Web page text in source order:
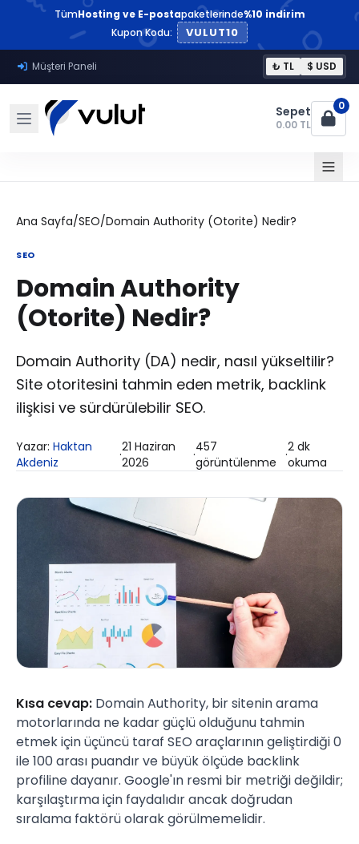
TümHosting ve E-postapaketlerinde%10 indirim
Kupon Kodu:
VULUT10
Müşteri Paneli ₺ TL $ USD
Sepet
0.00 TL
0
Ana Sayfa/SEO/Domain Authority (Otorite) Nedir?
SEO
Domain Authority
(Otorite) Nedir?
Domain Authority (DA) nedir, nasıl yükseltilir?
Site otoritesini tahmin eden metrik, backlink
ilişkisi ve sürdürülebilir SEO.
Yazar: Haktan
Akdeniz
·21 Haziran
2026
·457
görüntülenme
·2 dk
okuma
Kısa cevap: Domain Authority, bir sitenin arama
motorlarında ne kadar güçlü olduğunu tahmin
etmek için üçüncü taraf SEO araçlarının geliştirdiği 0
ile 100 arası puandır ve büyük ölçüde backlink
profiline dayanır. Google'ın resmi bir metriği değildir;
karşılaştırma için faydalıdır ancak doğrudan
sıralama faktörü olarak görülmemelidir.